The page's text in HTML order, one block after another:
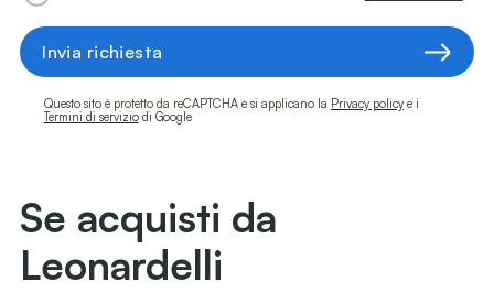
Invia richiesta
Questo sito è protetto da reCAPTCHA e si applicano la Privacy policye i
Termini di serviziodi Google
Se acquisti da
Leonardelli